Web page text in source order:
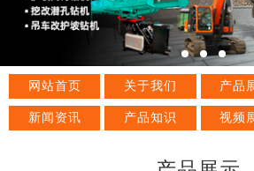
网站首页 关于我们 产品
新闻资讯 产品知识 视频